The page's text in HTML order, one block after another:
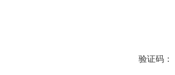
验证码：